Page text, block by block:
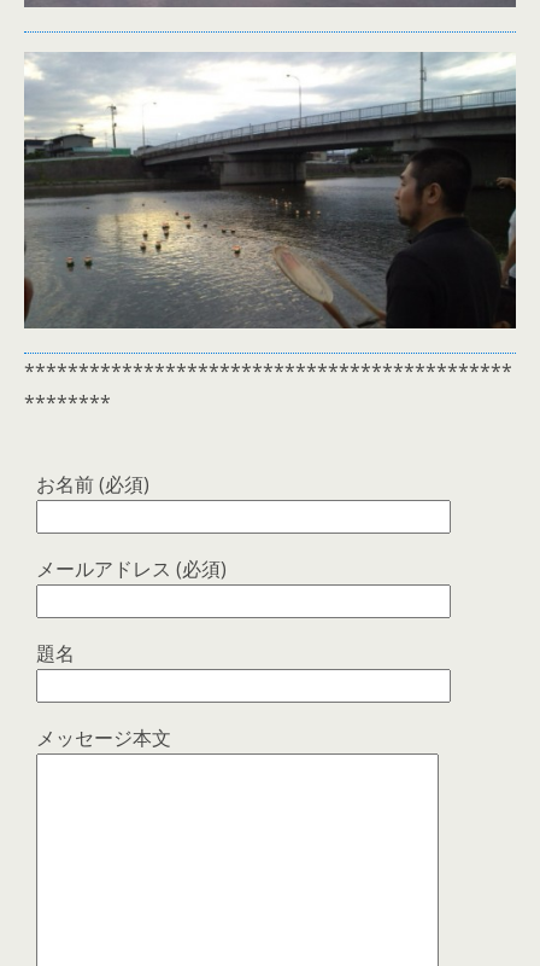
*********************************************
********
お名前 (必須)
メールアドレス (必須)
題名
メッセージ本文